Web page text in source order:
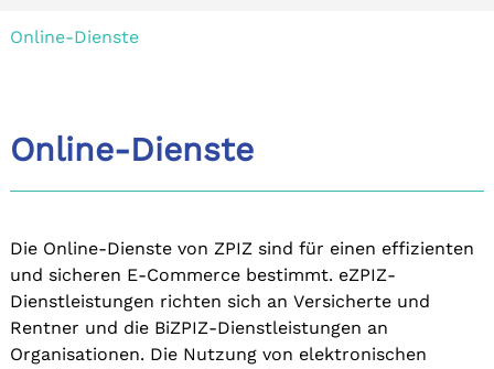
Online-Dienste
Online-Dienste
Die Online-Dienste von ZPIZ sind für einen effizienten
und sicheren E-Commerce bestimmt. eZPIZ-
Dienstleistungen richten sich an Versicherte und
Rentner und die BiZPIZ-Dienstleistungen an
Organisationen. Die Nutzung von elektronischen